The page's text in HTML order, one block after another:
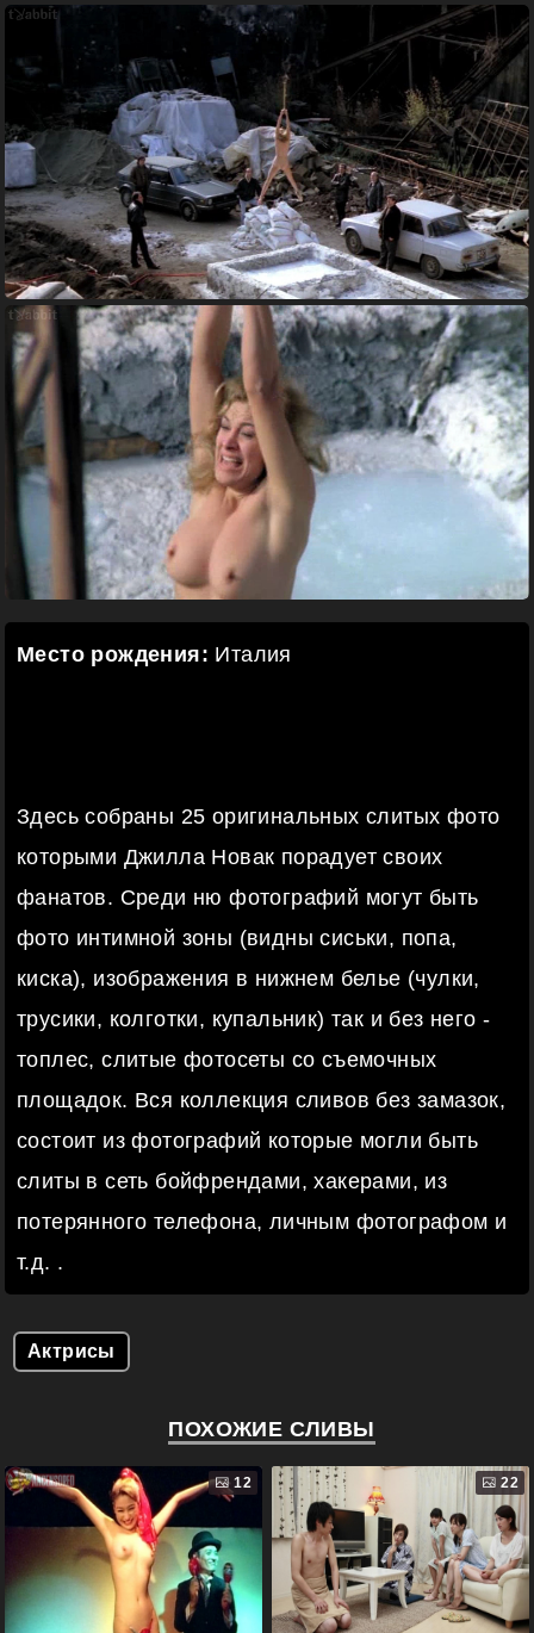
Место рождения: Италия
Здесь собраны 25 оригинальных слитых фото
которыми Джилла Новак порадует своих
фанатов. Среди ню фотографий могут быть
фото интимной зоны (видны сиськи, попа,
киска), изображения в нижнем белье (чулки,
трусики, колготки, купальник) так и без него -
топлес, слитые фотосеты со съемочных
площадок. Вся коллекция сливов без замазок,
состоит из фотографий которые могли быть
слиты в сеть бойфрендами, хакерами, из
потерянного телефона, личным фотографом и
т.д. .
Актрисы
ПОХОЖИЕ СЛИВЫ
12 22